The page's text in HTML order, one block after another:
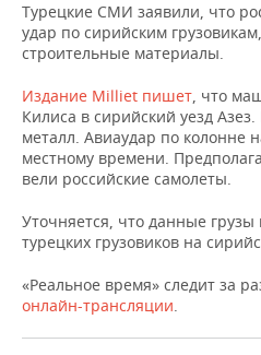
КОРОЛИ ГОСЗАКАЗА ПФО
ВУЗЫ ТАТАРСТАНА
КОМУ ПРИНАДЛЕЖАТ
ТОРГОВЫЕ ЦЕНТРЫ
ТАТАРСТАНА
ФИНАНСЫ
БАНКИ
БЮДЖЕТ
НОВОСТИ
ПРОМЫШЛЕННОСТИ
АГРОПРОМ
МАШИНОСТРОЕНИЕ
НЕФТЕХИМИЯ
ОПК
НЕДВИЖИМОСТЬ
НОВОСТИ
АВТО
НОВОСТИ АВТО
БИЗНЕС
РОЗНИЧНАЯ ТОРГОВЛЯ
ТРАНСПОРТ
НОВОСТИ ТЕХНОЛОГИЙ
IT
МЕРОПРИЯТИЯ
НОВОСТИ МЕРОПРИЯТИЙ
СПОРТ
Турецкие СМИ заявили, что
удар по сирийским
строительные материалы.
Издание Milliet пишет, что
Килиса в сирийский уезд
металл. Авиаудар по колонне
местному времени.
вели российские самолеты.
Уточняется, что данные
турецких грузовиков на
«Реальное время» следит за
онлайн-трансляции.